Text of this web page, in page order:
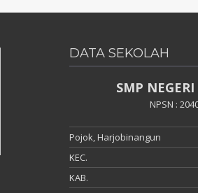
DATA SEKOLAH
SMP
NPSN :
Pojok, Harjobinangun
KEC.
KAB.